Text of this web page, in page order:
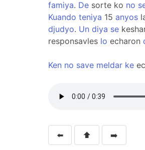
famiya. De sorte ko no
Kuando teniya 15 anyos
djudyo. Un diya se
responsavles lo echaron
Ken no save meldar ke
⬅️ ⬆️ ➡️